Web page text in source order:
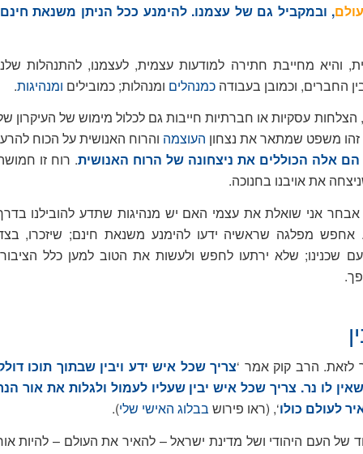
, ובמקביל גם של עצמנו. להימנע ככל הניתן משנאת חינם
והיא מחייבת חתירה למודעות עצמית, לעצמנו, להתנהלות
החברים, וכמובן בעבודה כמנהלים ומנהלות; כמובילים ומנהיגות.
הצלחות עסקיות או חברתיות חייבות גם לכלול מימוש של העיקרון
זהו משפט שמתאר את נצחון העוצמה והרוח האנושית על הכוח
הם אלה הכוללים את ניצחונה של הרוח האנושית. רוח זו
את אויבנו בחנוכה.
אני שואלת את עצמי האם יש מנהיגות שתדע להובילנו
מפלגה שראשיה ידעו להימנע משנאת חינם; שיזכרו,
שכנינו; שלא ירתעו לחפש ולעשות את הטוב למען כלל
הרב קוק אמר ‘צריך שכל איש ידע ויבין שבתוך תוכו
לו נר. צריך שכל איש יבין שעליו לעמול ולגלות את אור
לעולם כולו‘, (ראו פירוש בבלוג האישי שלי).
של העם היהודי ושל מדינת ישראל – להאיר את העולם – להיות